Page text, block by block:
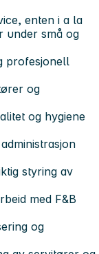
enten i a la
under små og
profesjonell
og
og hygiene
styring av
med F&B
og